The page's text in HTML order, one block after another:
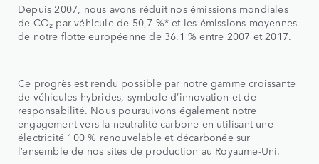
Depuis 2007, nous avons réduit nos émissions mondiales
de CO₂ par véhicule de 50,7 %* et les émissions moyennes
de notre flotte européenne de 36,1 % entre 2007 et 2017.
Ce progrès est rendu possible par notre gamme croissante
de véhicules hybrides, symbole d’innovation et de
responsabilité. Nous poursuivons également notre
engagement vers la neutralité carbone en utilisant une
électricité 100 % renouvelable et décarbonée sur
l’ensemble de nos sites de production au Royaume-Uni.